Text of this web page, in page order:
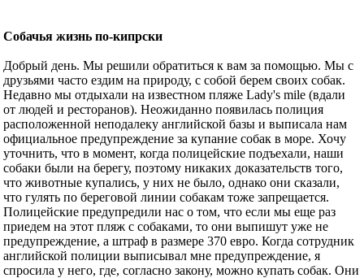
Собачья жизнь по-кипрски
Добрый день. Мы решили обратиться к вам за помощью. Мы с
друзьями часто ездим на природу, с собой берем своих собак.
Недавно мы отдыхали на известном пляже Lady's mile (вдали
от людей и ресторанов). Неожиданно появилась полиция
расположенной неподалеку английской базы и выписала нам
официальное предупреждение за купание собак в море. Хочу
уточнить, что в момент, когда полицейские подъехали, наши
собаки были на берегу, поэтому никаких доказательств того,
что животные купались, у них не было, однако они сказали,
что гулять по береговой линии собакам тоже запрещается.
Полицейские предупредили нас о том, что если мы еще раз
приедем на этот пляж с собаками, то они выпишут уже не
предупреждение, а штраф в размере 370 евро. Когда сотрудник
английской полиции выписывал мне предупреждение, я
спросила у него, где, согласно закону, можно купать собак. Они